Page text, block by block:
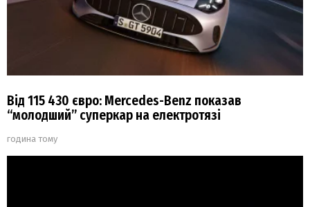
Від 115 430 євро: Mercedes-Benz показав
“молодший” суперкар на електротязі
година тому